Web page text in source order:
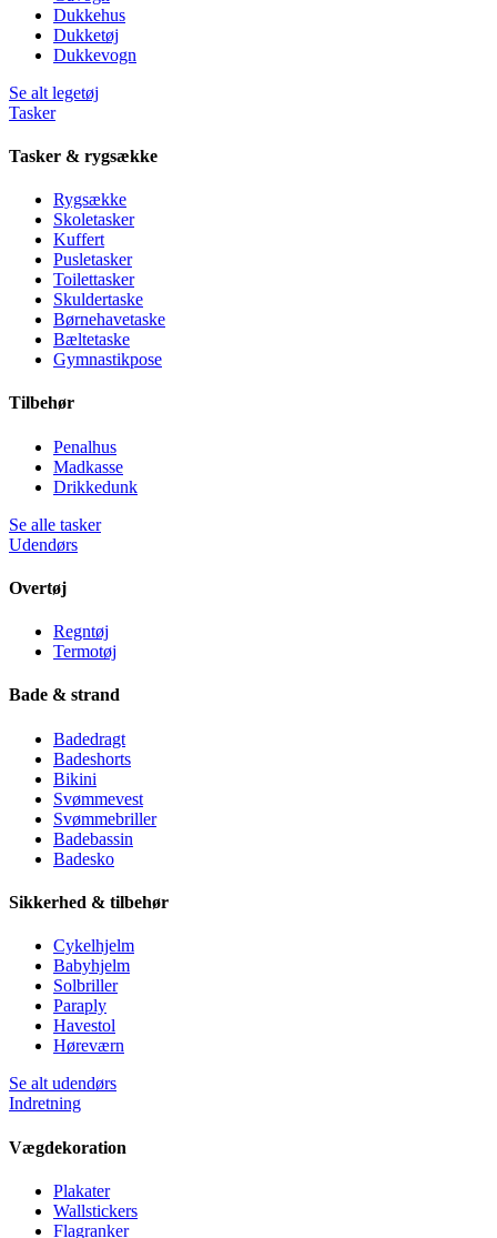
Dukkehus
Dukketøj
Dukkevogn
Se alt legetøj
Tasker
Tasker & rygsække
Rygsække
Skoletasker
Kuffert
Pusletasker
Toilettasker
Skuldertaske
Børnehavetaske
Bæltetaske
Gymnastikpose
Tilbehør
Penalhus
Madkasse
Drikkedunk
Se alle tasker
Udendørs
Overtøj
Regntøj
Termotøj
Bade & strand
Badedragt
Badeshorts
Bikini
Svømmevest
Svømmebriller
Badebassin
Badesko
Sikkerhed & tilbehør
Cykelhjelm
Babyhjelm
Solbriller
Paraply
Havestol
Høreværn
Se alt udendørs
Indretning
Vægdekoration
Plakater
Wallstickers
Flagranker